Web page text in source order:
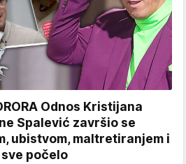
Odnos Kristijana
Spalević završio se
ubistvom, maltretiranjem i
počelo